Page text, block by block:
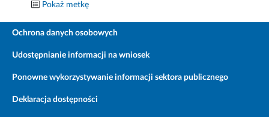
Pokaż metkę
Ochrona danych osobowych
Udostępnianie informacji na wniosek
Ponowne wykorzystywanie informacji sektora publicznego
Deklaracja dostępności